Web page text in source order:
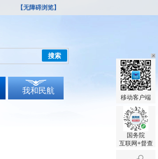
【无障碍浏览】
搜索
我和民航
移动客户端
国务院
互联网+督查